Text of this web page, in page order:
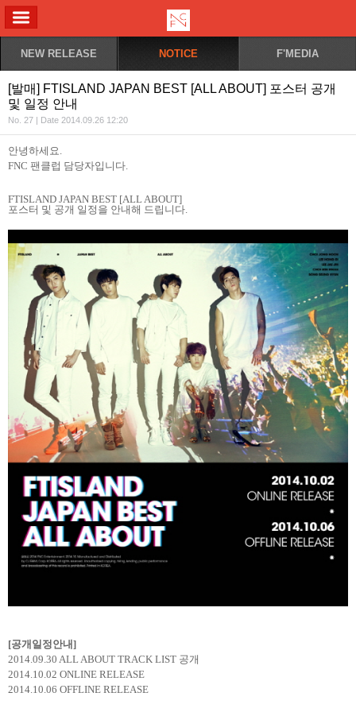
NEW RELEASE NOTICE F'MEDIA
[발매] FTISLAND JAPAN BEST [ALL ABOUT] 포스터 공개
및 일정 안내
No. 27 | Date 2014.09.26 12:20
안녕하세요.
FNC 팬클럽 담당자입니다.
FTISLAND JAPAN BEST [ALL ABOUT]
포스터 및 공개 일정을 안내해 드립니다.
[공개일정안내 ]
2014.09.30 ALL ABOUT TRACK LIST 공개
2014.10.02 ONLINE RELEASE
2014.10.06 OFFLINE RELEASE